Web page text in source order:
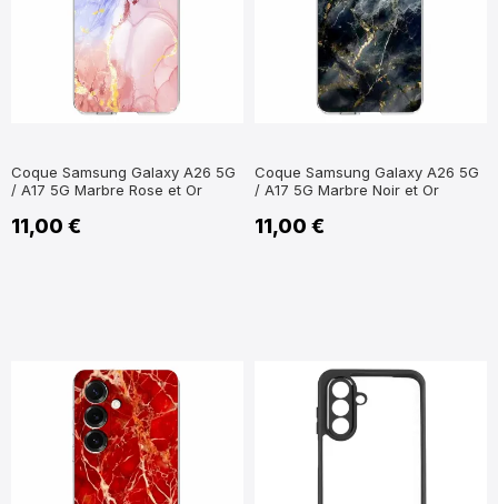
Coque Samsung Galaxy A26 5G
/ A17 5G Marbre Rose et Or
11,00 €
Coque Samsung Galaxy A26 5G
/ A17 5G Marbre Noir et Or
11,00 €